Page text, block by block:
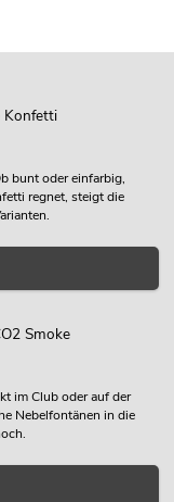
bunt oder einfarbig,
regnet, steigt die
im Club oder auf der
Nebelfontänen in die